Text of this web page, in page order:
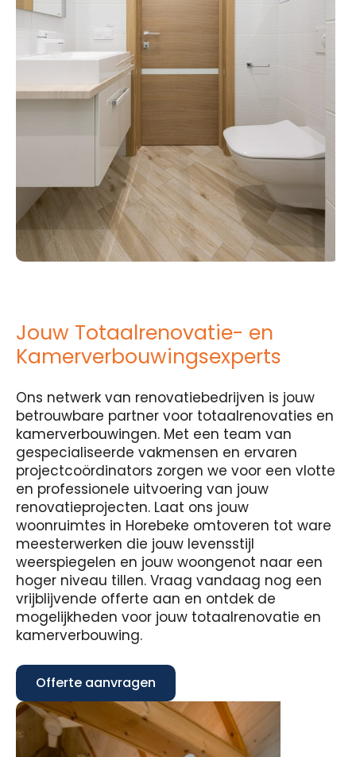
Jouw Totaalrenovatie- en
Kamerverbouwingsexperts
Ons netwerk van renovatiebedrijven is jouw
betrouwbare partner voor totaalrenovaties en
kamerverbouwingen. Met een team van
gespecialiseerde vakmensen en ervaren
projectcoördinators zorgen we voor een vlotte
en professionele uitvoering van jouw
renovatieprojecten. Laat ons jouw
woonruimtes in Horebeke omtoveren tot ware
meesterwerken die jouw levensstijl
weerspiegelen en jouw woongenot naar een
hoger niveau tillen. Vraag vandaag nog een
vrijblijvende offerte aan en ontdek de
mogelijkheden voor jouw totaalrenovatie en
kamerverbouwing.
Offerte aanvragen